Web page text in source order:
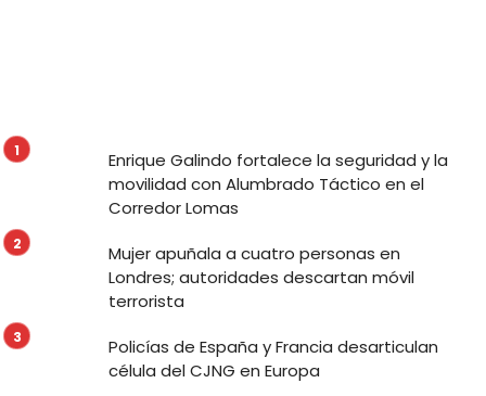
Enrique Galindo fortalece la seguridad y la
movilidad con Alumbrado Táctico en el
Corredor Lomas
Mujer apuñala a cuatro personas en
Londres; autoridades descartan móvil
terrorista
Policías de España y Francia desarticulan
célula del CJNG en Europa